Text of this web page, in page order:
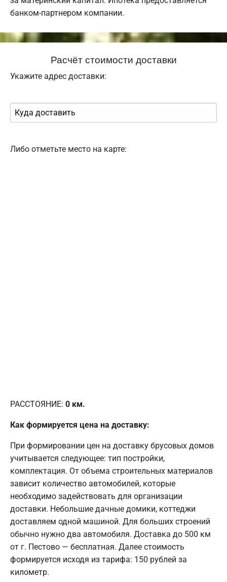
банком-партнером компании.
Расчёт стоимости доставки
Укажите адрес доставки:
Либо отметьте место на карте:
РАССТОЯНИЕ: 0 км.
Как формируется цена на доставку:
При формировании цен на доставку брусовых домов
учитывается следующее: тип постройки,
комплектация. От объема строительных материалов
зависит количество автомобилей, которые
необходимо задействовать для организации
доставки. Небольшие дачные домики, коттеджи
доставляем одной машиной. Для больших строений
обычно нужно два автомобиля. Доставка до 500 км
от г. Пестово — бесплатная. Далее стоимость
формируется исходя из тарифа: 150 рублей за
километр.